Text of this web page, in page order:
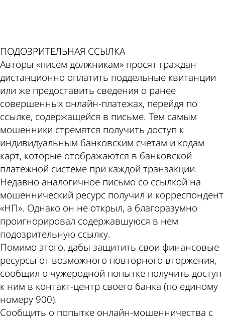
ПОДОЗРИТЕЛЬНАЯ ССЫЛКА
Авторы «писем должникам» просят граждан
дистанционно оплатить поддельные квитанции
или же предоставить сведения о ранее
совершенных онлайн-платежах, перейдя по
ссылке, содержащейся в письме. Тем самым
мошенники стремятся получить доступ к
индивидуальным банковским счетам и кодам
карт, которые отображаются в банковской
платежной системе при каждой транзакции.
Недавно аналогичное письмо со ссылкой на
мошеннический ресурс получил и корреспондент
«НП». Однако он не открыл, а благоразумно
проигнорировал содержавшуюся в нем
подозрительную ссылку.
Помимо этого, дабы защитить свои финансовые
ресурсы от возможного повторного вторжения,
сообщил о чужеродной попытке получить доступ
к ним в контакт-центр своего банка (по единому
номеру 900).
Сообщить о попытке онлайн-мошенничества с